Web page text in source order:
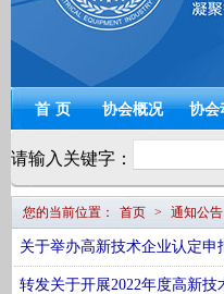
首页 协会概况 协会
请输入关键字：
您的当前位置： 首页 > 通知公告
关于举办高新技术企业认定申
转发关于开展2022年度高新